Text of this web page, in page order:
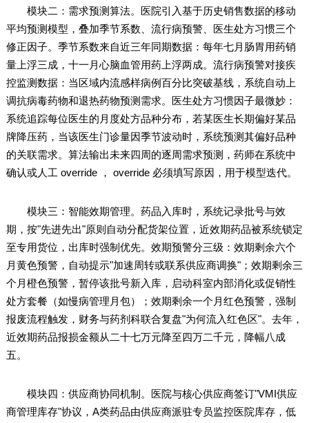
模块二：需求预测算法。医院引入基于历史销售数据的移动
平均预测模型，叠加季节系数、流行病预警、医生处方习惯三个
修正因子。季节系数来自近三年同期数据：每年七月肠胃用药销
量上浮三成，十一月心脑血管用药上浮两成。流行病预警对接疾
控监测数据：当区域内流感样病例百分比突破基线，系统自动上
调抗病毒药物和退热药物预测需求。医生处方习惯因子最微妙：
系统追踪每位医生的月度处方品种分布，若某医生长期偏好某品
牌降压药，当该医生门诊量因季节波动时，系统预测其偏好品种
的关联需求。算法输出未来四周的逐周需求预测，药师在系统中
确认或人工 override ， override 必须填写原因，用于模型迭代。
模块三：智能效期管理。药品入库时，系统记录批号与效
期，按"先进先出"原则自动分配货架位置，近效期药品被系统锁定
至专用货位，出库时强制优先。效期预警分三级：效期剩余六个
月黄色预警，自动提示"加速周转或联系供应商调换"；效期剩余三
个月橙色预警，暂停该批号新入库，启动科室内部消化或促销性
处方套餐（如慢病管理月包）；效期剩余一个月红色预警，强制
报废流程触发，财务与药剂科联合复盘"为何流入红色区"。去年，
近效期药品报损金额从二十七万元降至四万二千元，降幅八成
五。
模块四：供应商协同机制。医院与核心供应商签订"VMI供应
商管理库存"协议，A类药品由供应商派驻专员监控医院库存，低